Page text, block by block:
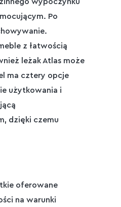
Po
z łatwością
leżak Atlas może
ma cztery opcje
użytkowania i
dzięki czemu
oferowane
na warunki